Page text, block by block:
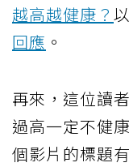
越高越健康？
回應 。
再來，這位讀
過高一定不健
個影片的標題